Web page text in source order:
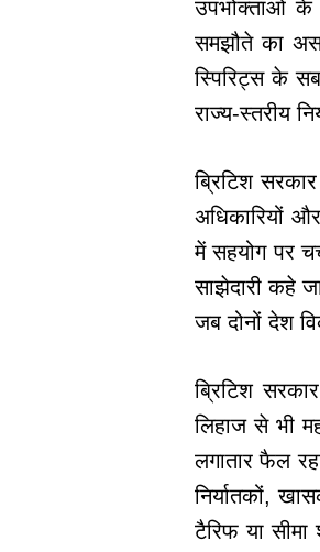
उपभोक्ताओं के
समझौते का
स्पिरिट्स के
राज्य-स्तरीय
ब्रिटिश
अधिकारियों
में सहयोग पर
साझेदारी कहे
जब दोनों देश
ब्रिटिश
लिहाज से भी
लगातार फैल
निर्यातकों,
टैरिफ या